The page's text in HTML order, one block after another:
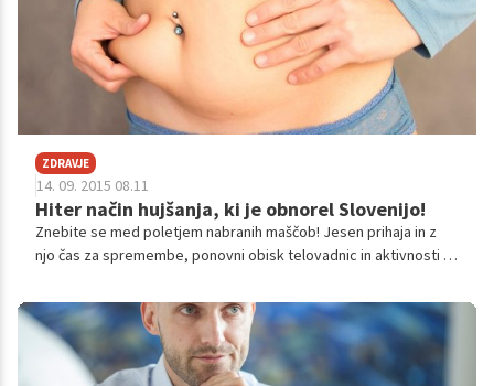
ZDRAVJE
14. 09. 2015 08.11
Hiter način hujšanja, ki je obnorel Slovenijo!
Znebite se med poletjem nabranih maščob! Jesen prihaja in z
njo čas za spremembe, ponovni obisk telovadnic in aktivnosti na